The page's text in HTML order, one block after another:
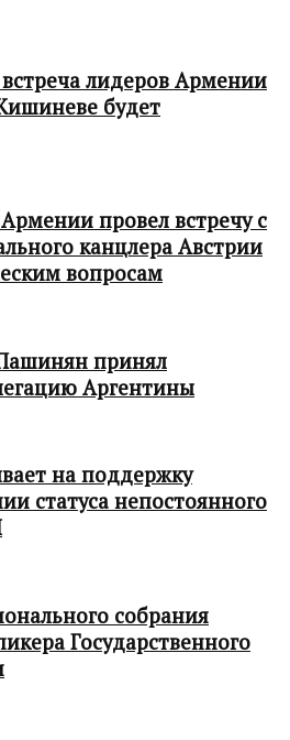
лидеров Армении
будет
провел встречу с
канцлера Австрии
вопросам
принял
Аргентины
на поддержку
статуса непостоянного
собрания
Государственного